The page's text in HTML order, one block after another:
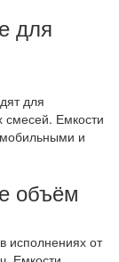
для
для
Емкости
мобильными и
объём
исполнениях от